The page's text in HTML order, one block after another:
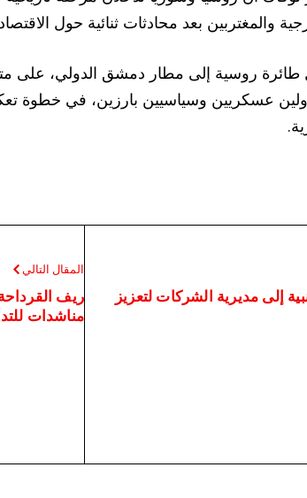
بعد محادثات ثنائية حول
روسية إلى مطار دمشق الدولي، على
عسكريين وسياسيين بارزين، في خطوة
إلى مديرية الشركات لتعزيز
المقال التالي
ريف
مناشدات